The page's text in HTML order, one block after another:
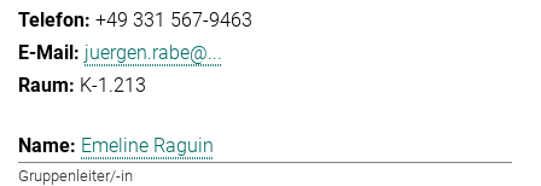
+49 331 567-9463
juergen.rabe@...
K-1.213
Emeline Raguin
Gruppenleiter/-in